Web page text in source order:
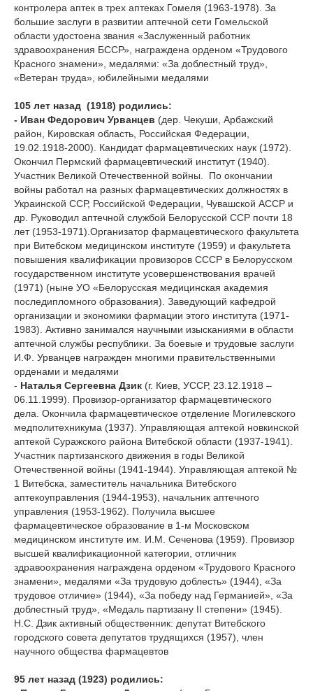
контролера аптек в трех аптеках Гомеля (1963-1978). За
большие заслуги в развитии аптечной сети Гомельской
области удостоена звания «Заслуженный работник
здравоохранения БССР», награждена орденом «Трудового
Красного знамени», медалями: «За доблестный труд»,
«Ветеран труда», юбилейными медалями
105 лет назад (1918) родились:
- Иван Федорович Урванцев (дер. Чекуши, Арбажский
район, Кировская область, Российская Федерации,
19.02.1918-2000). Кандидат фармацевтических наук (1972).
Окончил Пермский фармацевтический институт (1940).
Участник Великой Отечественной войны. По окончании
войны работал на разных фармацевтических должностях в
Украинской ССР, Российской Федерации, Чувашской АССР и
др. Руководил аптечной службой Белорусской ССР почти 18
лет (1953-1971).Организатор фармацевтического факультета
при Витебском медицинском институте (1959) и факультета
повышения квалификации провизоров СССР в Белорусском
государственном институте усовершенствования врачей
(1971) (ныне УО «Белорусская медицинская академия
последипломного образования). Заведующий кафедрой
организации и экономики фармации этого института (1971-
1983). Активно занимался научными изысканиями в области
аптечной службы республики. За боевые и трудовые заслуги
И.Ф. Урванцев награжден многими правительственными
орденами и медалями
- Наталья Сергеевна Дзик (г. Киев, УССР, 23.12.1918 –
06.11.1999). Провизор-организатор фармацевтического
дела. Окончила фармацевтическое отделение Могилевского
медполитехникума (1937). Управляющая аптекой новкинской
аптекой Суражского района Витебской области (1937-1941).
Участник партизанского движения в годы Великой
Отечественной войны (1941-1944). Управляющая аптекой №
1 Витебска, заместитель начальника Витебского
аптекоуправления (1944-1953), начальник аптечного
управления (1953-1962). Получила высшее
фармацевтическое образование в 1-м Московском
медицинском институте им. И.М. Сеченова (1959). Провизор
высшей квалификационной категории, отличник
здравоохранения награждена орденом «Трудового Красного
знамени», медалями «За трудовую доблесть» (1944), «За
трудовое отличие» (1944), «За победу над Германией», «За
доблестный труд», «Медаль партизану II степени» (1945).
Н.С. Дзик активный общественник: депутат Витебского
городского совета депутатов трудящихся (1957), член
научного общества фармацевтов
95 лет назад (1923) родились: